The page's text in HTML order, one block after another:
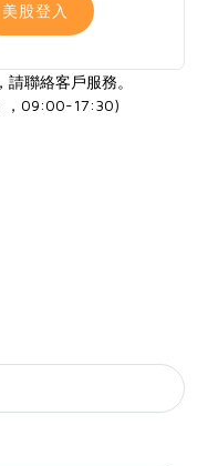
美股登入
聯絡客戶服務。
，09:00-17:30)